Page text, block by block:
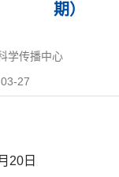
期）
学传播中心
27
20日